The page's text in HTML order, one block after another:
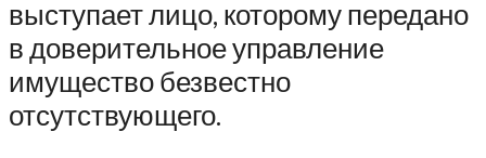
выступает лицо, которому передано
в доверительное управление
имущество безвестно
отсутствующего.